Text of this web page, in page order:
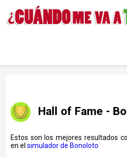
Hall of Fame -
Estos son los mejores resultados
en el simulador de Bonoloto